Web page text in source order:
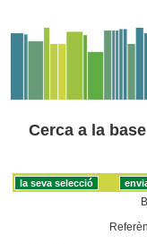
Cerca a la